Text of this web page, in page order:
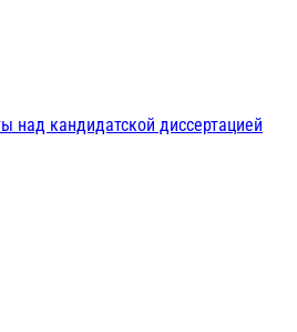
над кандидатской диссертацией